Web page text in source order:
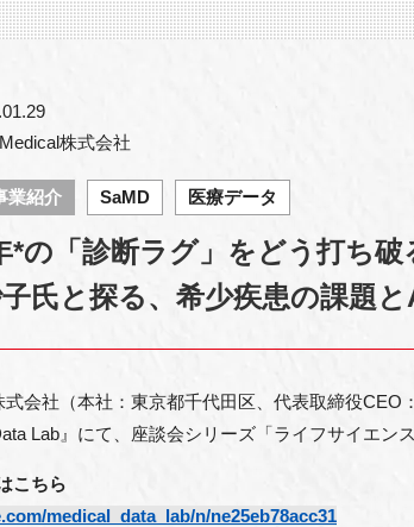
力 出展・参加 サポーターコラ
海外関連 パンフレット
株式会社
業紹介 SaMD 医療データ
*の「診断ラグ」をどう打ち
氏と探る、希少疾患の課題
式会社（本社：東京都千代田区、代表取締役
Lab』にて、座談会シリーズ「ライフサイエン
こちら
medical_data_lab/n/ne25eb78acc31